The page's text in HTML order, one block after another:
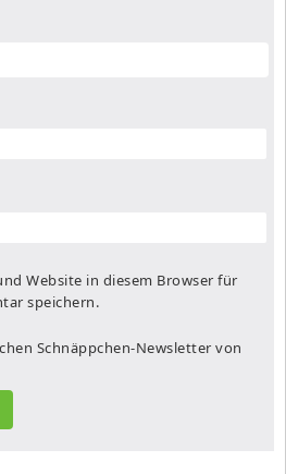
Website in diesem Browser für
speichern.
Schnäppchen-Newsletter von